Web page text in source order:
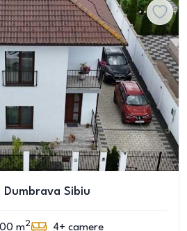
Dumbrava Sibiu
m2 4+ camere